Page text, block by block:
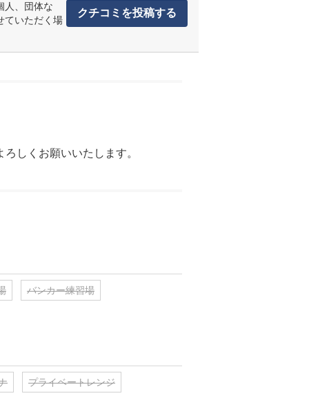
人、団体な
ていただく場
クチコミを投稿する
しくお願いいたします。
バンカー練習場
プライベートレンジ